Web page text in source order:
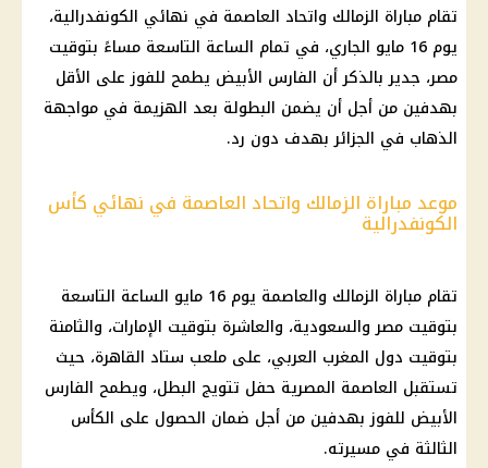
تقام مباراة الزمالك واتحاد العاصمة في نهائي الكونفدرالية،
يوم 16 مايو الجاري، في تمام الساعة التاسعة مساءً بتوقيت
مصر، جدير بالذكر أن الفارس الأبيض يطمح للفوز على الأقل
بهدفين من أجل أن يضمن البطولة بعد الهزيمة في مواجهة
الذهاب في الجزائر بهدف دون رد.
موعد مباراة الزمالك واتحاد العاصمة في نهائي كأس
الكونفدرالية
تقام مباراة الزمالك والعاصمة يوم 16 مايو الساعة التاسعة
بتوقيت مصر والسعودية، والعاشرة بتوقيت الإمارات، والثامنة
بتوقيت دول المغرب العربي، على ملعب ستاد القاهرة، حيث
تستقبل العاصمة المصرية حفل تتويج البطل، ويطمح الفارس
الأبيض للفوز بهدفين من أجل ضمان الحصول على الكأس
الثالثة في مسيرته.